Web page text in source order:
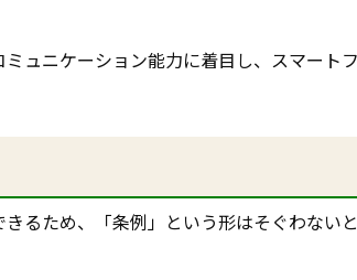
ュニケーション能力に着目し、スマー
るため、「条例」という形はそぐわな